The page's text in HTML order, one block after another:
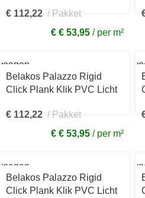
760RC
€ 112,22
Pakket
€ € 53,95
per m²
Belakos Palazzo Rigid
Click Plank Klik PVC Licht
740RC
€ 112,22
Pakket
€ € 53,95
per m²
Belakos Palazzo Rigid
Click Plank Klik PVC Licht